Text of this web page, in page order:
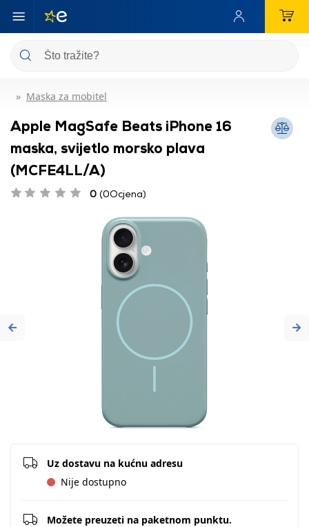
Maska za mobitel
Apple MagSafe Beats iPhone 16
maska, svijetlo morsko plava
(MCFE4LL/A)
0 (0Ocjena)
Previous
Uz dostavu na kućnu adresu
Nije dostupno
Možete preuzeti na paketnom punktu.